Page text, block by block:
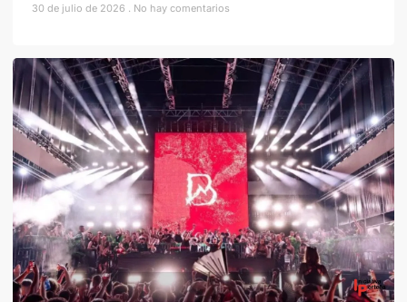
30 de julio de 2026 No hay comentarios